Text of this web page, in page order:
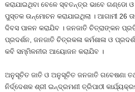
କରାଯାଇଥିବା ବେଳେ ସ୍ବତନ୍ତ୍ର ଭାବେ ଗଣ୍ଡୋ
ପୁସ୍ତକ ଉନ୍ମୋଚନ କରାଯାଇଥିଲା । ଆଗାମୀ 26
ଦିବସ ପାଳନ କରାଯିବ । ଜନଜାତି ଚିତ୍ରାଙ୍କନ
ପ୍ରଦର୍ଶନ, ଜନଜାତି ଚିତ୍ରକଳା କର୍ମଶାଳା ଓ
କବି ସମ୍ମିଳନୀର ଆୟୋଜନ କରାଯିବ ।
ଅନୁସୂଚିତ ଜାତି ଓ ଅନୁସୂଚିତ ଜନଜାତି ଗବେଷଣା
ନିର୍ଦ୍ଦେଶକ ଶ୍ରୀ ଇନ୍ଦ୍ରମଣୀ ତ୍ରିପାଠୀ